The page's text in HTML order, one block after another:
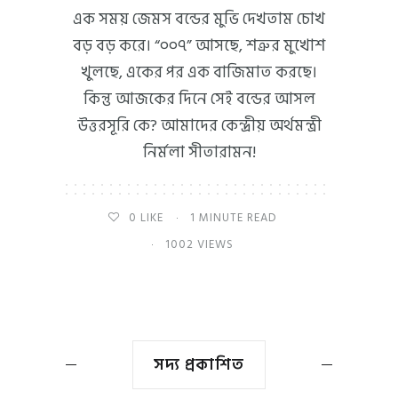
এক সময় জেমস বন্ডের মুভি দেখতাম চোখ
বড় বড় করে। “০০৭” আসছে, শত্রুর মুখোশ
খুলছে, একের পর এক বাজিমাত করছে।
কিন্তু আজকের দিনে সেই বন্ডের আসল
উত্তরসূরি কে? আমাদের কেন্দ্রীয় অর্থমন্ত্রী
নির্মলা সীতারামন!
0 LIKE
1 MINUTE READ
1002 VIEWS
সদ্য প্রকাশিত